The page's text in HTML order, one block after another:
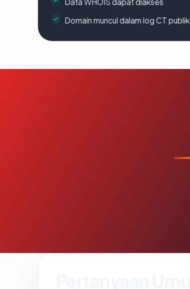
Domain muncul dalam log CT publik